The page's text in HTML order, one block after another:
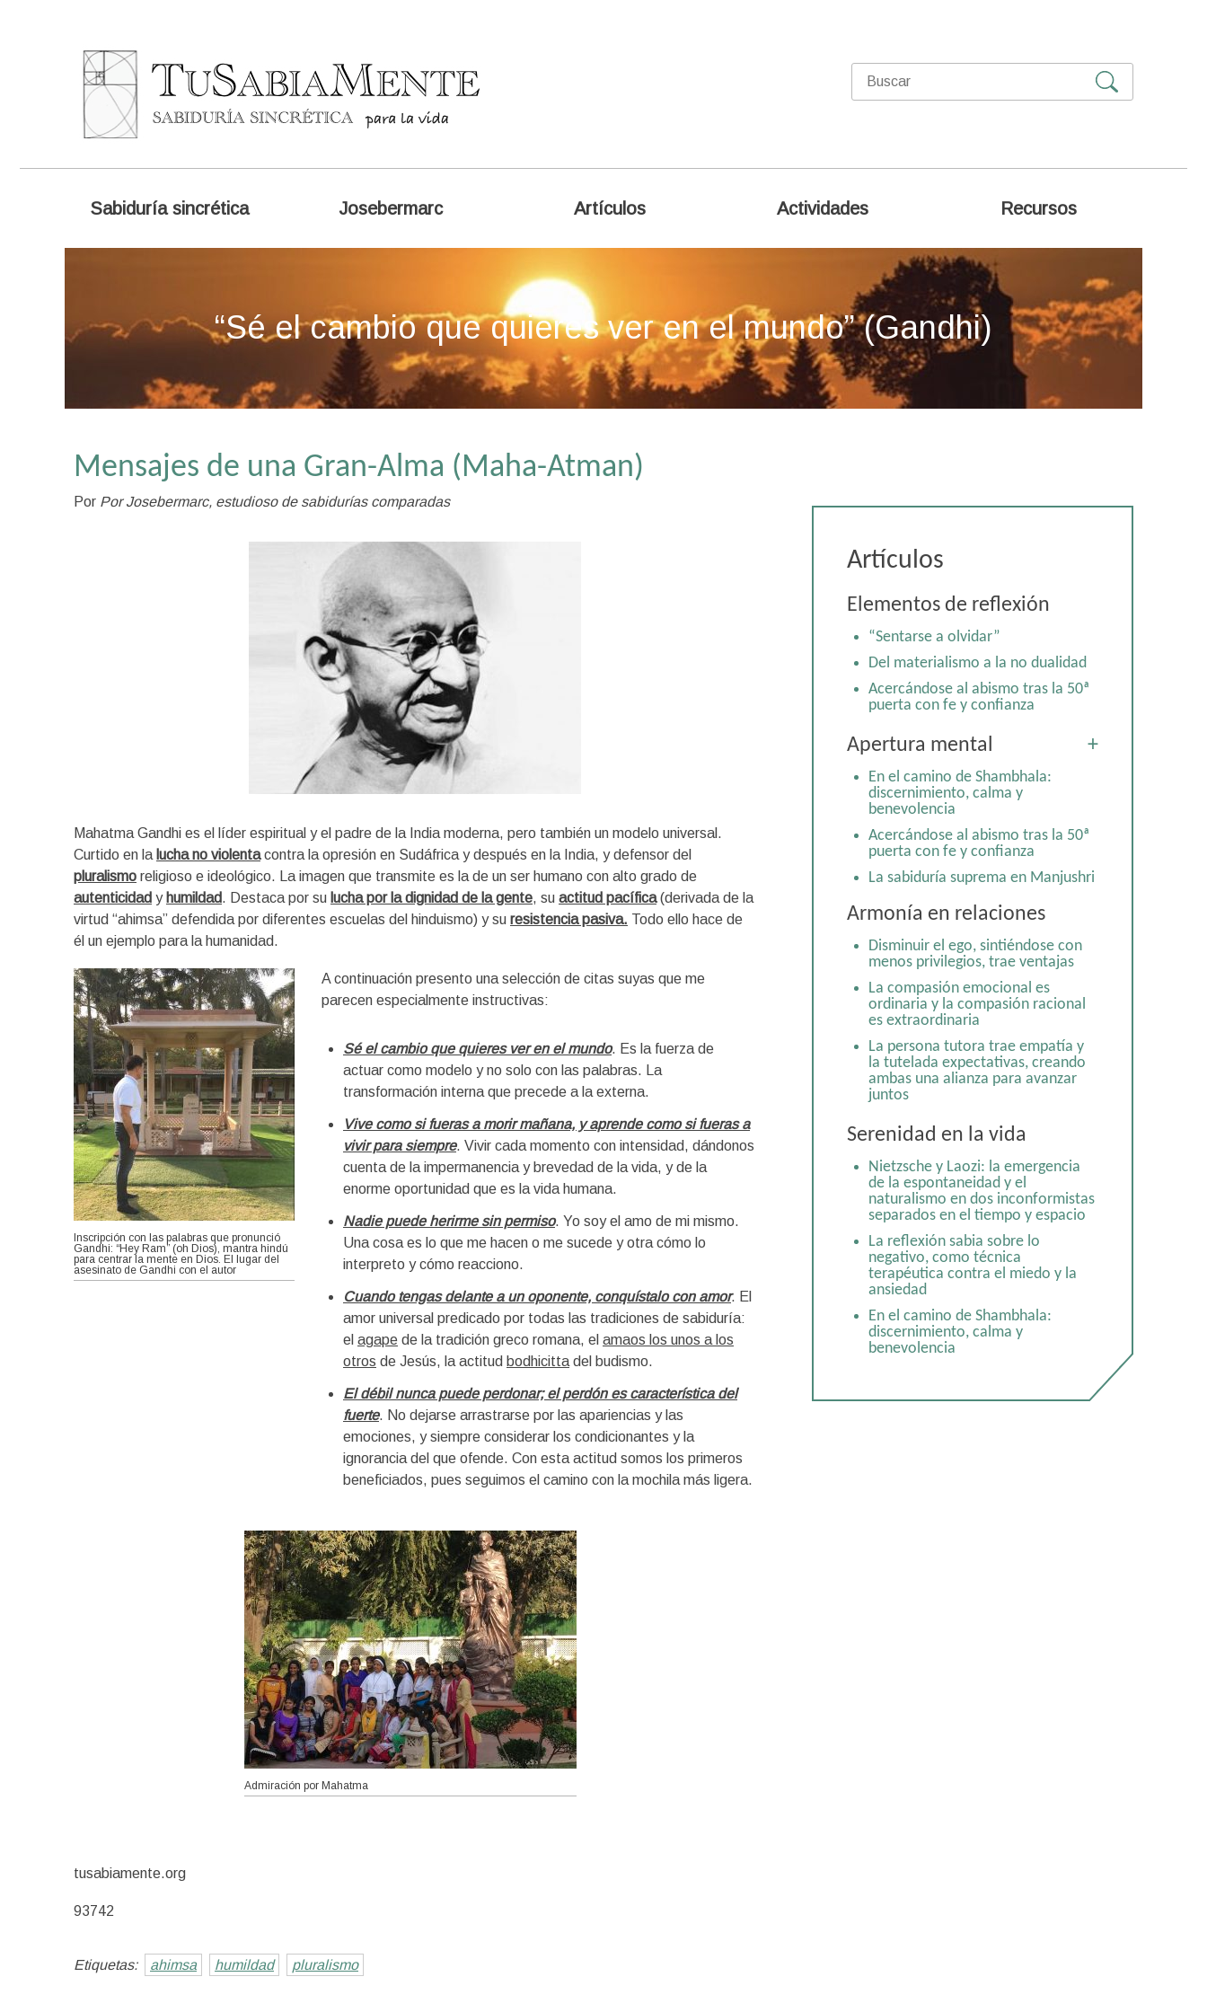
Sabiduría sincrética Josebermarc Artículos Actividades Recursos
“Sé el cambio que quieres ver en el mundo” (Gandhi)
Mensajes de una Gran-Alma (Maha-Atman)
Por Por Josebermarc, estudioso de sabidurías comparadas
Mahatma Gandhi es el líder espiritual y el padre de la India moderna, pero también un modelo universal.
Curtido en la lucha no violentacontra la opresión en Sudáfrica y después en la India, y defensor del
pluralismo religioso e ideológico. La imagen que transmite es la de un ser humano con alto grado de
autenticidad y humildad. Destaca por su lucha por la dignidad de la gente, su actitud pacífica(derivada de la
virtud “ahimsa” defendida por diferentes escuelas del hinduismo) y su resistencia pasiva. Todo ello hace de
él un ejemplo para la humanidad.
Inscripción con las palabras que pronunció
Gandhi: “Hey Ram” (oh Dios), mantra hindú
para centrar la mente en Dios. El lugar del
asesinato de Gandhi con el autor
A continuación presento una selección de citas suyas que me
parecen especialmente instructivas:
Sé el cambio que quieres ver en el mundo. Es la fuerza de
actuar como modelo y no solo con las palabras. La
transformación interna que precede a la externa.
Vive como si fueras a morir mañana, y aprende como si fueras a
vivir para siempre. Vivir cada momento con intensidad, dándonos
cuenta de la impermanencia y brevedad de la vida, y de la
enorme oportunidad que es la vida humana.
Nadie puede herirme sin permiso. Yo soy el amo de mi mismo.
Una cosa es lo que me hacen o me sucede y otra cómo lo
interpreto y cómo reacciono.
Cuando tengas delante a un oponente, conquístalo con amor. El
amor universal predicado por todas las tradiciones de sabiduría:
el agape de la tradición greco romana, el amaos los unos a los
otros de Jesús, la actitud bodhicitta del budismo.
El débil nunca puede perdonar; el perdón es característica del
fuerte. No dejarse arrastrarse por las apariencias y las
emociones, y siempre considerar los condicionantes y la
ignorancia del que ofende. Con esta actitud somos los primeros
beneficiados, pues seguimos el camino con la mochila más ligera.
Admiración por Mahatma
tusabiamente.org
93742
Etiquetas: ahimsa humildad pluralismo
Artículos
Elementos de reflexión
“Sentarse a olvidar”
Del materialismo a la no dualidad
Acercándose al abismo tras la 50ª
puerta con fe y confianza
+
Apertura mental
En el camino de Shambhala:
discernimiento, calma y
benevolencia
Acercándose al abismo tras la 50ª
puerta con fe y confianza
La sabiduría suprema en Manjushri
Nietzsche y Laozi: la emergencia
de la espontaneidad y el
naturalismo en dos inconformistas
separados en el tiempo y espacio
De praemeditatio malorum a
memento mori y al yoga de la
muerte: Practicar morir
Disminuir el ego, sintiéndose con
menos privilegios, trae ventajas
En el camino de Shambhala:
discernimiento, calma y
Armonía en relaciones
Disminuir el ego, sintiéndose con
menos privilegios, trae ventajas
La compasión emocional es
ordinaria y la compasión racional
es extraordinaria
La persona tutora trae empatía y
la tutelada expectativas, creando
ambas una alianza para avanzar
juntos
Serenidad en la vida
Nietzsche y Laozi: la emergencia
de la espontaneidad y el
naturalismo en dos inconformistas
separados en el tiempo y espacio
La reflexión sabia sobre lo
negativo, como técnica
terapéutica contra el miedo y la
ansiedad
En el camino de Shambhala:
discernimiento, calma y
benevolencia